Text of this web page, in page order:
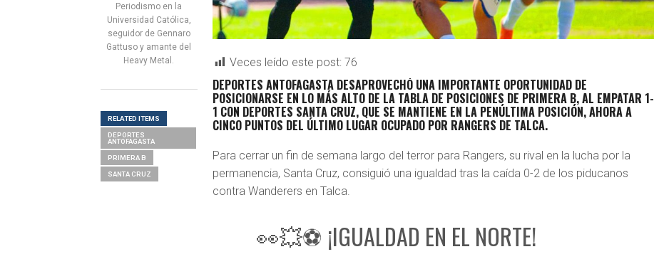
Veces leído este post: 76
DEPORTES ANTOFAGASTA DESAPROVECHÓ UNA IMPORTANTE OPORTUNIDAD DE
POSICIONARSE EN LO MÁS ALTO DE LA TABLA DE POSICIONES DE PRIMERA B, AL EMPATAR 1-
1 CON DEPORTES SANTA CRUZ, QUE SE MANTIENE EN LA PENÚLTIMA POSICIÓN, AHORA A
CINCO PUNTOS DEL ÚLTIMO LUGAR OCUPADO POR RANGERS DE TALCA.
Para cerrar un fin de semana largo del terror para Rangers, su rival en la lucha por la
permanencia, Santa Cruz, consiguió una igualdad tras la caída 0-2 de los piducanos
contra Wanderers en Talca.
👀💥⚽ ¡IGUALDAD EN EL NORTE!
Periodismo en la
Universidad Católica,
seguidor de Gennaro
Gattuso y amante del
Heavy Metal.
RELATED ITEMS
DEPORTES
ANTOFAGASTA
PRIMERA B
SANTA CRUZ